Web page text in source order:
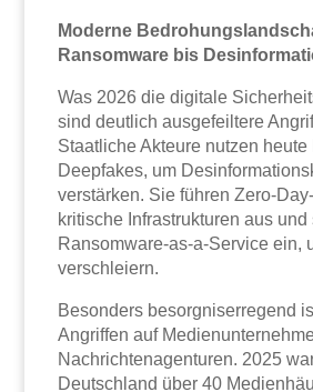
Moderne
Ransomware bis
Was 2026 die digitale
sind deutlich ausgefeiltere
Staatliche Akteure nutzen heute
Deepfakes, um
verstärken. Sie führen Zero-
kritische Infrastrukturen aus und
Ransomware-as-a-Service ein,
verschleiern.
Besonders besorgniserregend
Angriffen auf
Nachrichtenagenturen. 2025
Deutschland über 40